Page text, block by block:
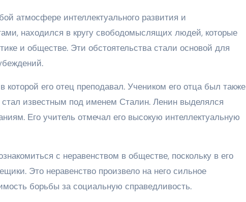
атмосфере интеллектуального развития и
находился в кругу свободомыслящих людей, которые
и обществе. Эти обстоятельства стали основой для
его отец преподавал. Учеником его отца был также
известным под именем Сталин. Ленин выделялся
Его учитель отмечал его высокую интеллектуальную
с неравенством в обществе, поскольку в его
Это неравенство произвело на него сильное
борьбы за социальную справедливость.